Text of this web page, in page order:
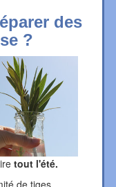
des
?
tout l'été.
de tiges